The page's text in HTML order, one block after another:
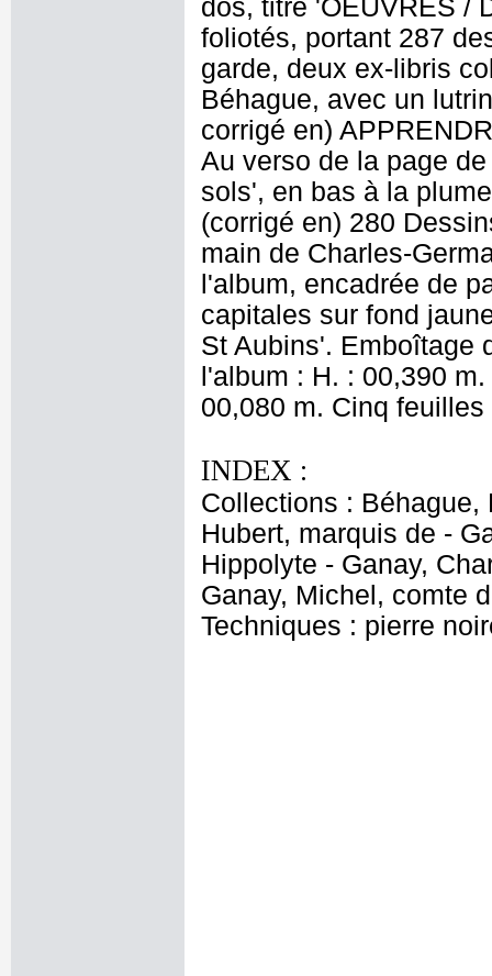
dos, titré 'OEUVRES /
foliotés, portant 287
garde, deux ex-libris
Béhague, avec un
corrigé en)
Au verso de la page
sols', en bas à la
(corrigé en) 280
main de Charles-
l'album, encadrée de
capitales sur fond
St Aubins'. Emboîtage
l'album : H. : 00,390
00,080 m. Cinq
INDEX :
Collections : Béhague,
Hubert, marquis de -
Hippolyte - Ganay,
Ganay, Michel, comte
Techniques : pierre